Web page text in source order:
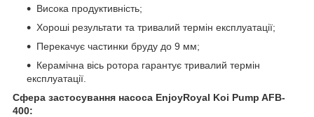
Висока продуктивність;
Хороші результати та тривалий термін експлуатації;
Перекачує частинки бруду до 9 мм;
Керамічна вісь ротора гарантує тривалий термін
експлуатації.
Сфера застосування насоса EnjoyRoyal Koi Pump AFB-
400: